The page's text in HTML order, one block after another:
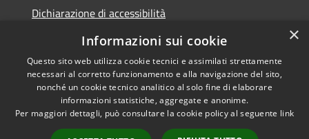
Dichiarazione di accessibilità
Piano di miglioramento
Accessibilità
Copyright © 2026 • Comune di
Lastra a Signa • Powered by
×
Informazioni sui cookie
Questo sito web utilizza cookie tecnici e assimilati strettamente
necessari al corretto funzionamento e alla navigazione del sito,
nonché un cookie tecnico analitico al solo fine di elaborare
informazioni statistiche, aggregate e anonime.
Per maggiori dettagli, può consultare la cookie policy al seguente link